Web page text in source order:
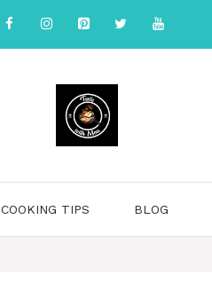
COOKING TIPS BLOG